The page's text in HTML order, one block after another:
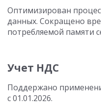
Оптимизирован
данных. Сокращено
потребляемой памяти
Учет НДС
Поддержано
с 01.01.2026.